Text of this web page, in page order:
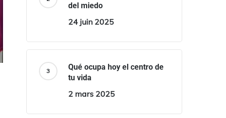
del miedo
24 juin 2025
Qué ocupa hoy el centro de
tu vida
2 mars 2025